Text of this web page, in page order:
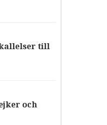
till
och